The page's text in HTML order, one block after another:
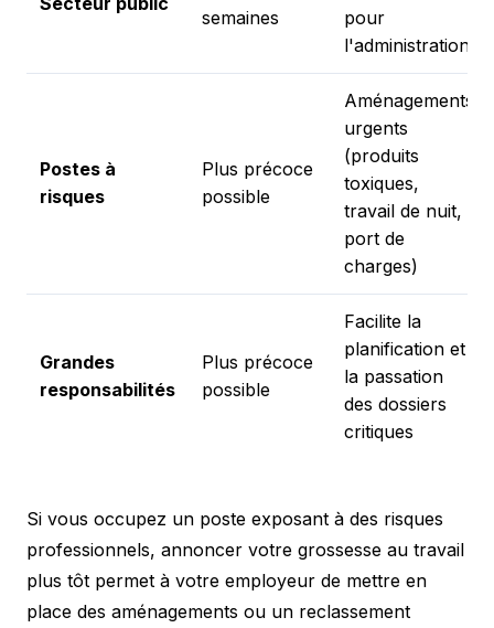
semaines
pour
l'administration
Postes à
risques
Plus précoce
possible
Aménagements
urgents
(produits
toxiques,
travail de nuit,
port de
charges)
Grandes
responsabilités
Plus précoce
possible
Facilite la
planification et
la passation
des dossiers
critiques
Si vous occupez un poste exposant à des risques
professionnels, annoncer votre grossesse au travail
plus tôt permet à votre employeur de mettre en
place des aménagements ou un reclassement